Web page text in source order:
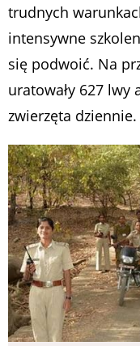
trudnych
intensywne
się podwoić. Na
uratowały 627 lwy
zwierzęta dziennie.